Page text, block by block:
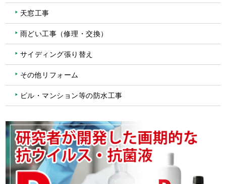
天窓工事
雨どい工事（修理・交換）
サイディング張り替え
その他リフォーム
ビル・マンション等の防水工事